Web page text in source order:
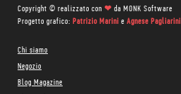
Copyright © realizzato con ❤ da MONK Software
Progetto grafico: Patrizio Marini e Agnese Pagliarini
Chi siamo
Negozio
Blog Magazine